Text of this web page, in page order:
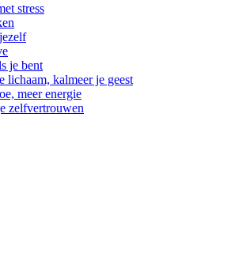
stress
je bent
lichaam, kalmeer je geest
meer energie
zelfvertrouwen